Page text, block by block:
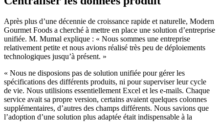
Après plus d’une décennie de croissance rapide et naturelle, Modern
Gourmet Foods a cherché à mettre en place une solution d’entreprise
unifiée. M. Mumal explique : « Nous sommes une entreprise
relativement petite et nous avions réalisé très peu de déploiements
technologiques jusqu’à présent. »
« Nous ne disposions pas de solution unifiée pour gérer les
spécifications des différents produits, ni pour superviser leur cycle
de vie. Nous utilisions essentiellement Excel et les e-mails. Chaque
service avait sa propre version, certains avaient quelques colonnes
supplémentaires, d’autres des champs différents. Nous savions que
l’adoption d’une solution plus adaptée était indispensable à la